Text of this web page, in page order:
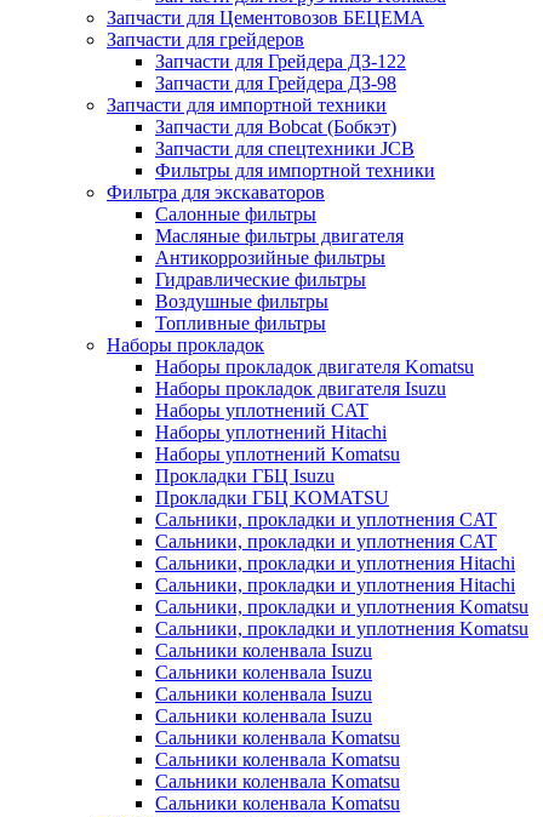
Запчасти для Цементовозов БЕЦЕМА
Запчасти для грейдеров
Запчасти для Грейдера ДЗ-122
Запчасти для Грейдера ДЗ-98
Запчасти для импортной техники
Запчасти для Bobcat (Бобкэт)
Запчасти для спецтехники JCB
Фильтры для импортной техники
Фильтра для экскаваторов
Салонные фильтры
Масляные фильтры двигателя
Антикоррозийные фильтры
Гидравлические фильтры
Воздушные фильтры
Топливные фильтры
Наборы прокладок
Наборы прокладок двигателя Komatsu
Наборы прокладок двигателя Isuzu
Наборы уплотнений CAT
Наборы уплотнений Hitachi
Наборы уплотнений Komatsu
Прокладки ГБЦ Isuzu
Прокладки ГБЦ KOMATSU
Сальники, прокладки и уплотнения CAT
Сальники, прокладки и уплотнения CAT
Сальники, прокладки и уплотнения Hitachi
Сальники, прокладки и уплотнения Hitachi
Сальники, прокладки и уплотнения Komatsu
Сальники, прокладки и уплотнения Komatsu
Сальники коленвала Isuzu
Сальники коленвала Isuzu
Сальники коленвала Isuzu
Сальники коленвала Isuzu
Сальники коленвала Komatsu
Сальники коленвала Komatsu
Сальники коленвала Komatsu
Сальники коленвала Komatsu